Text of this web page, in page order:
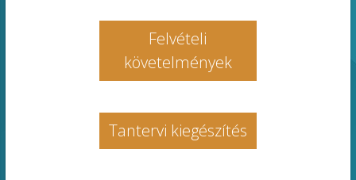
Felvételi
követelmények
Tantervi kiegészítés